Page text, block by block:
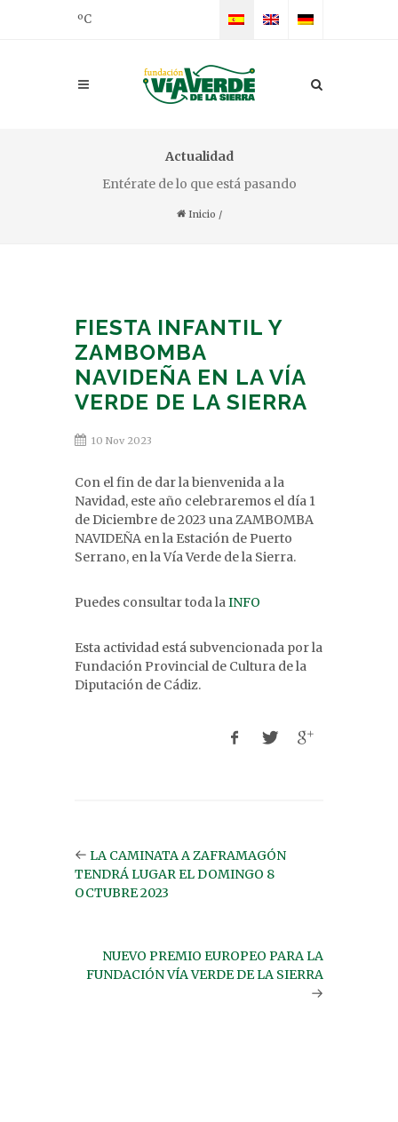
ºC
Actualidad
Entérate de lo que está pasando
Inicio /
FIESTA INFANTIL Y
ZAMBOMBA
NAVIDEÑA EN LA VÍA
VERDE DE LA SIERRA
10 Nov 2023
Con el fin de dar la bienvenida a la
Navidad, este año celebraremos el día 1
de Diciembre de 2023 una ZAMBOMBA
NAVIDEÑA en la Estación de Puerto
Serrano, en la Vía Verde de la Sierra.
Puedes consultar toda laINFO
Esta actividad está subvencionada por la
Fundación Provincial de Cultura de la
Diputación de Cádiz.
LA CAMINATA A ZAFRAMAGÓN
TENDRÁ LUGAR EL DOMINGO 8
OCTUBRE 2023
NUEVO PREMIO EUROPEO PARA LA
FUNDACIÓN VÍA VERDE DE LA SIERRA